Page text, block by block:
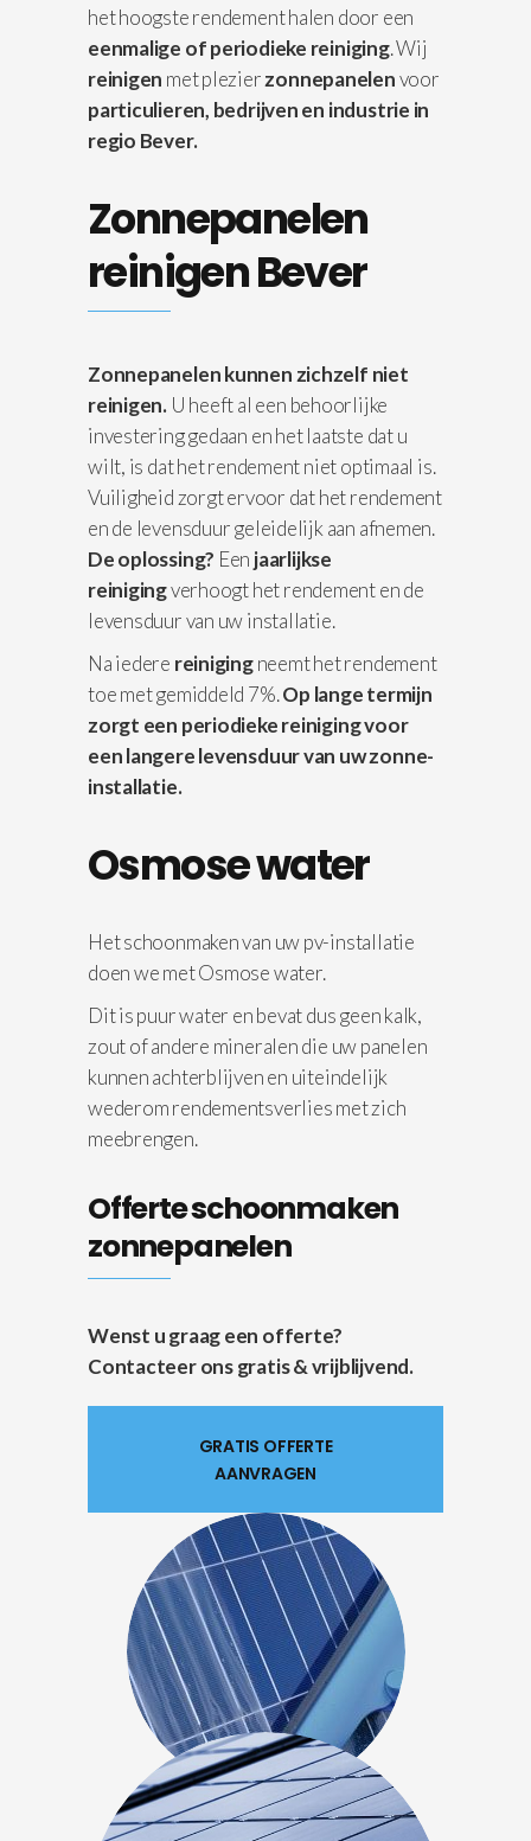
het hoogste rendement halen door een
eenmalige of periodieke reiniging. Wij
reinigen met plezierzonnepanelenvoor
particulieren, bedrijven en industrie in
regio Bever.
Zonnepanelen
reinigen Bever
Zonnepanelen kunnen zichzelf niet
reinigen. U heeft al een behoorlijke
investering gedaan en het laatste dat u
wilt, is dat het rendement niet optimaal is.
Vuiligheid zorgt ervoor dat het rendement
en de levensduur geleidelijk aan afnemen.
De oplossing? Een jaarlijkse
reinigingverhoogt het rendement en de
levensduur van uw installatie.
Na iedere reinigingneemt het rendement
toe met gemiddeld 7%.Op lange termijn
zorgt een periodieke reiniging voor
een langere levensduur van uw zonne-
installatie.
Osmose water
Het schoonmaken van uw pv-installatie
doen we met Osmose water.
Dit is puur water en bevat dus geen kalk,
zout of andere mineralen die uw panelen
kunnen achterblijven en uiteindelijk
wederom rendementsverlies met zich
meebrengen.
Offerte schoonmaken
zonnepanelen
Wenst u graag een offerte?
Contacteer ons gratis & vrijblijvend.
GRATIS OFFERTE
AANVRAGEN